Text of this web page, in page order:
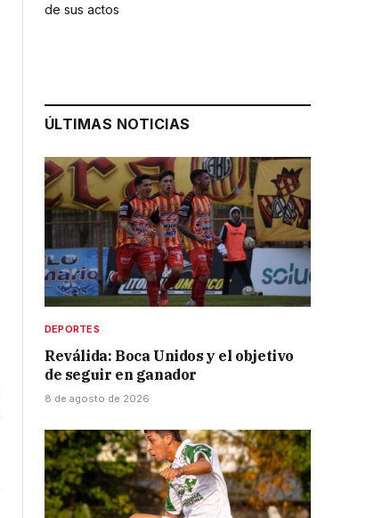
de sus actos
ÚLTIMAS NOTICIAS
DEPORTES
Reválida: Boca Unidos y el objetivo
de seguir en ganador
8 de agosto de 2026